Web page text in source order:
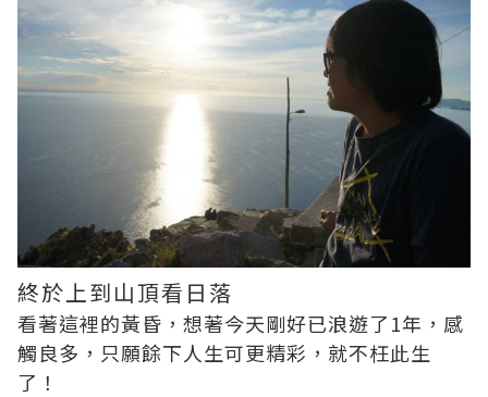
終於上到山頂看日落
看著這裡的黃昏，想著今天剛好已浪遊了1年，感
觸良多，只願餘下人生可更精彩，就不枉此生
了！